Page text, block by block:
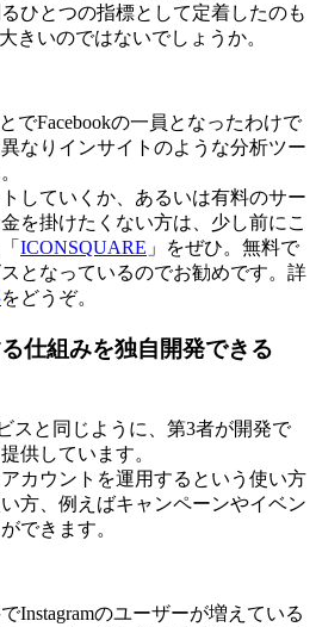
ひとつの指標として定着したのも
きいのではないでしょうか。
でFacebookの一員となったわけで
なりインサイトのような分析ツー
していくか、あるいは有料のサー
を掛けたくない方は、少し前にこ
ICONSQUARE 」をぜひ。無料で
となっているのでお勧めです。詳
をどうぞ。
仕組みを独自開発できる
スと同じように、第3者が開発で
供しています。
カウントを運用するという使い方
方、例えばキャンペーンやイベン
できます。
Instagramのユーザーが増えている